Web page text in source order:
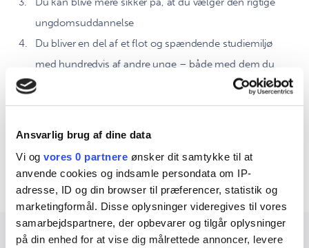
Ansvarlig brug af dine data
Vi og vores 0 partnere ønsker dit samtykke til at
anvende cookies og indsamle persondata om IP-
adresse, ID og din browser til præferencer, statistik og
marketingformål. Disse oplysninger videregives til vores
samarbejdspartnere, der opbevarer og tilgår oplysninger
på din enhed for at vise dig målrettede annoncer, levere
ungdomsuddannelse
Du bliver en del af et flot og spændende studiemiljø
med hundredvis af andre unge – både med dem du
kender, og med de venner du ikke har fået endnu
Tryk her og hør tre elever fortælle, hvorfor de valgte
Grib muligheden og kom på besøg!